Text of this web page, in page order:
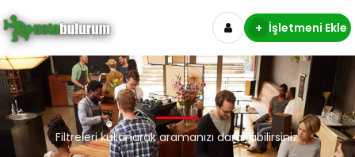
+ İşletmeni Ekle
Filtreleri kullanarak aramanızı daraltabilirsiniz.